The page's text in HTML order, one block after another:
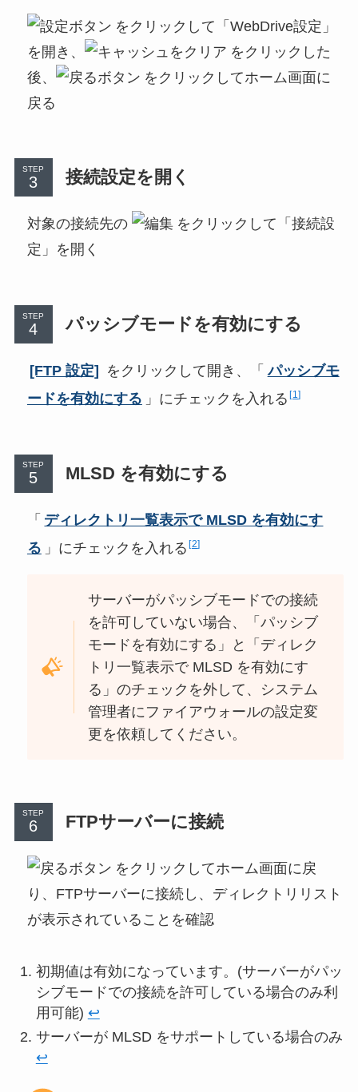
をクリックして「WebDrive設定」
を開き、
をクリックした
後、
をクリックしてホーム画面に
戻る
STEP 接続設定を開く
対象の接続先の
をクリックして「接続設
定」を開く
STEP パッシブモードを有効にする
[FTP 設定] をクリックして開き、「 パッシブモ
ードを有効にする 」にチェックを入れる 1
STEP MLSD を有効にする
「 ディレクトリ一覧表示で MLSD を有効にす
る 」にチェックを入れる 2
サーバーがパッシブモードでの接続
を許可していない場合、「パッシブ
モードを有効にする」と「ディレク
トリ一覧表示で MLSD を有効にす
る」のチェックを外して、システム
管理者にファイアウォールの設定変
更を依頼してください。
STEP FTPサーバーに接続
をクリックしてホーム画面に戻
り、FTPサーバーに接続し、ディレクトリリスト
が表示されていることを確認
初期値は有効になっています。(サーバーがパッ
シブモードでの接続を許可している場合のみ利
用可能) ↩︎
サーバーが MLSD をサポートしている場合のみ
↩︎